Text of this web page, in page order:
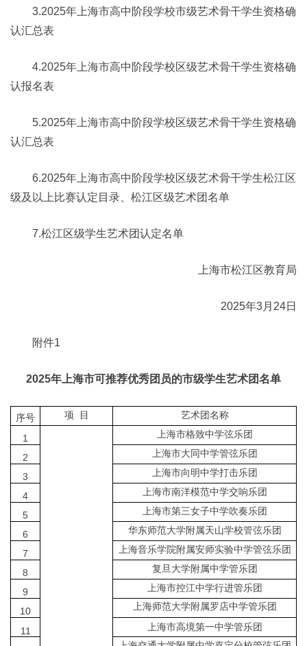
3.2025年上海市高中阶段学校市级艺术骨干学生资格确
认汇总表
4.2025年上海市高中阶段学校区级艺术骨干学生资格确
认报名表
5.2025年上海市高中阶段学校区级艺术骨干学生资格确
认汇总表
6.2025年上海市高中阶段学校区级艺术骨干学生松江区
级及以上比赛认定目录、松江区级艺术团名单
7.松江区级学生艺术团认定名单
上海市松江区教育局
2025年3月24日
附件1
2025年上海市可推荐优秀团员的市级学生艺术团名单
序号 项 目 艺术团名称
1 上海市格致中学弦乐团
2 上海市大同中学管弦乐团
3 上海市向明中学打击乐团
4 上海市南洋模范中学交响乐团
5 上海市第三女子中学吹奏乐团
6 华东师范大学附属天山学校管弦乐团
7 上海音乐学院附属安师实验中学管弦乐团
8 复旦大学附属中学管乐团
9 上海市控江中学行进管乐团
10 上海师范大学附属罗店中学管乐团
11 上海市高境第一中学管乐团